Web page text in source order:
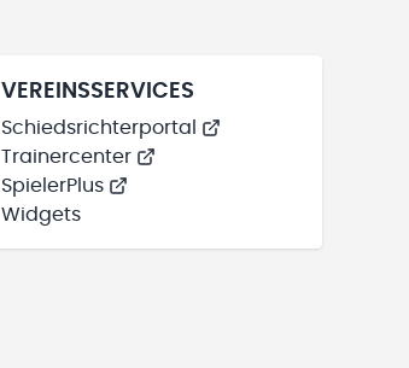
VEREINSSERVICES
Schiedsrichterportal
Trainercenter
SpielerPlus
Widgets